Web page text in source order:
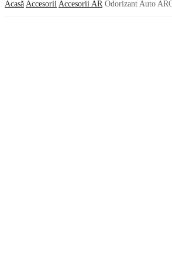
Acasă Accesorii Accesorii AR Odorizant Auto